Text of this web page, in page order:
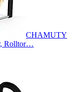
CHAMUTY
Rolltor…